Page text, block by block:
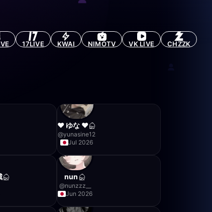
17LIVE KWAI NIMOTV VK LIVE
CHZZK
❤︎ ゆな ❤︎
@yunasine12
Jul 2026
nun
@nunzzz__
Jun 2026